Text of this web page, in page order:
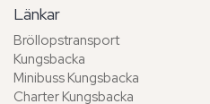
Länkar
Bröllopstransport
Kungsbacka
Minibuss Kungsbacka
Charter Kungsbacka